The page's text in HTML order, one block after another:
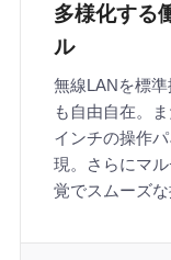
多様化する
ル
無線LANを標
も自由自在。
インチの操作
現。さらにマ
覚でスムーズな